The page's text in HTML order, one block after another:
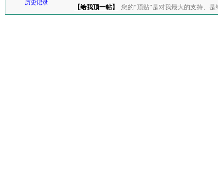
历史记录
【给我顶一帖】 您的“顶贴”是对我最大的支持、